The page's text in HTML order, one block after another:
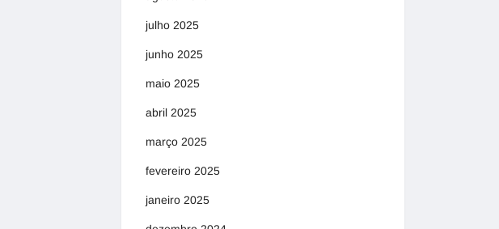
julho 2025
junho 2025
maio 2025
abril 2025
março 2025
fevereiro 2025
janeiro 2025